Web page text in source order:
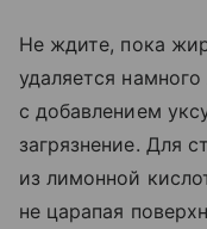
Не ждите, пока
удаляется
с добавлением
загрязнение. Для
из лимонной
не царапая